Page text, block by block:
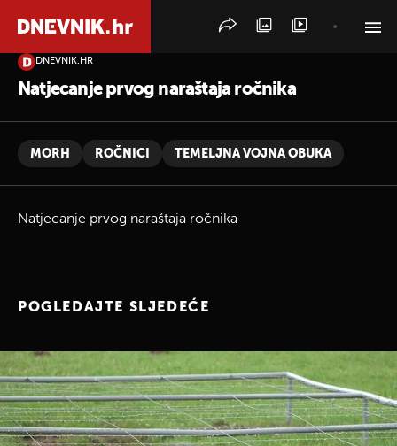
DNEVNIK.HR
Natjecanje prvog naraštaja ročnika
MORH ROČNICI TEMELJNA VOJNA OBUKA
Natjecanje prvog naraštaja ročnika
POGLEDAJTE SLJEDEĆE
PRETRAŽITE VIJESTI